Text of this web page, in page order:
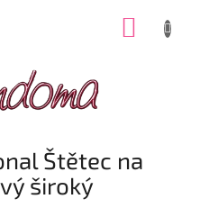
Štětec na
široký